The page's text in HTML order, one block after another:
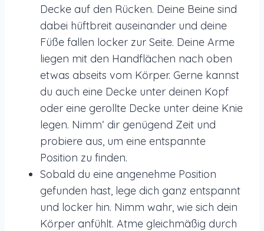
Decke auf den Rücken. Deine Beine sind
dabei hüftbreit auseinander und deine
Füße fallen locker zur Seite. Deine Arme
liegen mit den Handflächen nach oben
etwas abseits vom Körper. Gerne kannst
du auch eine Decke unter deinen Kopf
oder eine gerollte Decke unter deine Knie
legen. Nimm‘ dir genügend Zeit und
probiere aus, um eine entspannte
Position zu finden.
Sobald du eine angenehme Position
gefunden hast, lege dich ganz entspannt
und locker hin. Nimm wahr, wie sich dein
Körper anfühlt. Atme gleichmäßig durch